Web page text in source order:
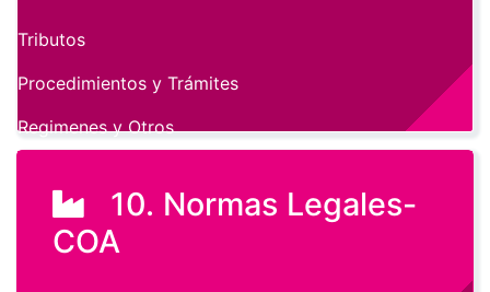
10. Normas Legales-
COA
Tributos
Procedimientos y Trámites
Regimenes y Otros